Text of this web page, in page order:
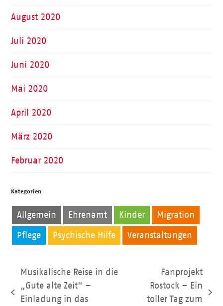
August 2020
Juli 2020
Juni 2020
Mai 2020
April 2020
März 2020
Februar 2020
Kategorien
Allgemein Ehrenamt Kinder Migration
Pflege Psychische Hilfe Veranstaltungen
vorheriger
Musikalische Reise in die
„Gute alte Zeit“ –
Einladung in das
Nächster
Fanprojekt
Rostock – Ein
toller Tag zum